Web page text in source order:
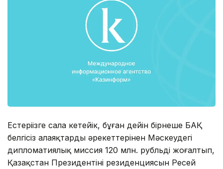
Естеріңізге сала кетейік, бұған дейін бірнеше БАҚ
белгісіз алаяқтардың әрекеттерінен Мәскеудегі
дипломатиялық миссия 120 млн. рубльді жоғалтып,
Қазақстан Президентінің резиденциясын Ресей